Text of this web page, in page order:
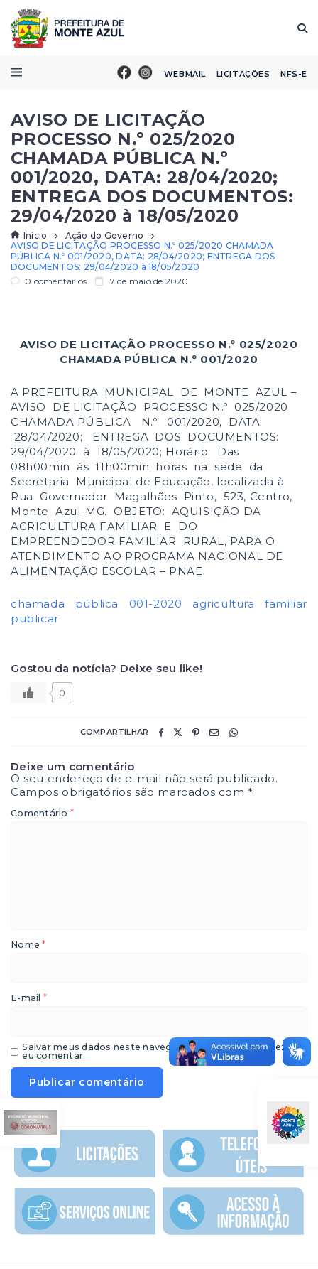
WEBMAIL LICITAÇÕES NFS-E
AVISO DE LICITAÇÃO
PROCESSO N.º 025/2020
CHAMADA PÚBLICA N.º
001/2020, DATA: 28/04/2020;
ENTREGA DOS DOCUMENTOS:
29/04/2020 à 18/05/2020
Início
Ação do Governo
AVISO DE LICITAÇÃO PROCESSO N.º 025/2020 CHAMADA
PÚBLICA N.º 001/2020, DATA: 28/04/2020; ENTREGA DOS
DOCUMENTOS: 29/04/2020 à 18/05/2020
0 comentários
7 de maio de 2020
AVISO DE LICITAÇÃO PROCESSO N.º 025/2020
CHAMADA PÚBLICA N.º 001/2020
A PREFEITURA MUNICIPAL DE MONTE AZUL –
AVISO DE LICITAÇÃO PROCESSO N.º 025/2020
CHAMADA PÚBLICA N.º 001/2020, DATA:
28/04/2020; ENTREGA DOS DOCUMENTOS:
29/04/2020 à 18/05/2020; Horário: Das
08h00min às 11h00min horas na sede da
Secretaria Municipal de Educação, localizada à
Rua Governador Magalhães Pinto, 523, Centro,
Monte Azul-MG. OBJETO: AQUISIÇÃO DA
AGRICULTURA FAMILIAR E DO
EMPREENDEDOR FAMILIAR RURAL, PARA O
ATENDIMENTO AO PROGRAMA NACIONAL DE
ALIMENTAÇÃO ESCOLAR – PNAE.
chamada pública 001-2020 agricultura familiar
publicar
Gostou da notícia? Deixe seu like!
0
COMPARTILHAR
Deixe um comentário
O seu endereço de e-mail não será publicado.
Campos obrigatórios são marcados com*
Comentário *
Nome*
E-mail *
Salvar meus dados neste navegador para a próxima vez que
eu comentar.